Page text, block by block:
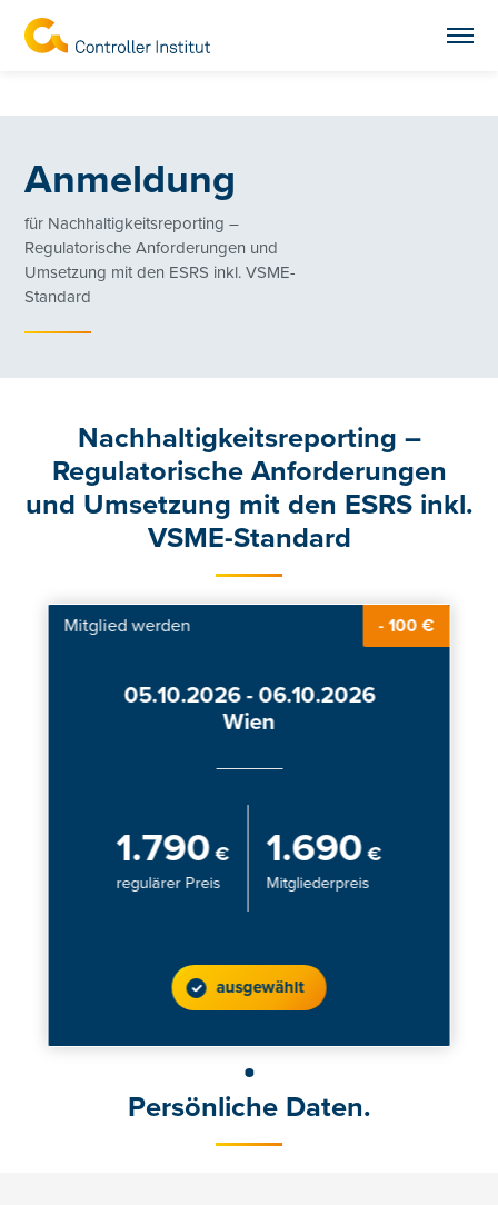
Anmeldung
für Nachhaltigkeitsreporting –
Regulatorische Anforderungen und
Umsetzung mit den ESRS inkl. VSME-
Standard
Nachhaltigkeitsreporting –
Regulatorische Anforderungen
und Umsetzung mit den ESRS inkl.
VSME-Standard
Mitglied werden - 100 €
05.10.2026 - 06.10.2026
Wien
1.790 €
regulärer Preis
1.690 €
Mitgliederpreis
ausgewählt
Persönliche Daten.